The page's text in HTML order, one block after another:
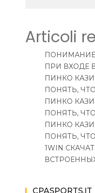
Articoli
ПРИ ВХОДЕ В
ПИНКО
ПОНЯТЬ,
ПИНКО
ПОНЯТЬ,
ПИНКО
ПОНЯТЬ,
1WIN
CPASPORTS.IT